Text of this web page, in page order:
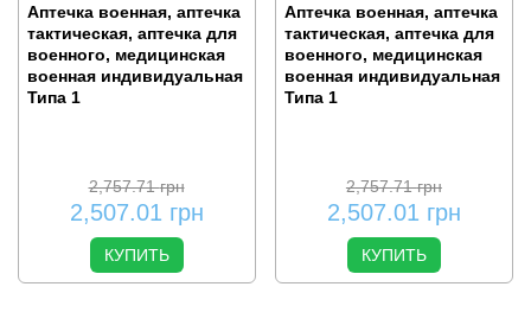
Аптечка военная, аптечка
тактическая, аптечка для
военного, медицинская
военная индивидуальная
Типа 1
2,757.71грн
2,507.01 грн
КУПИТЬ
Аптечка военная, аптечка
тактическая, аптечка для
военного, медицинская
военная индивидуальная
Типа 1
2,757.71грн
2,507.01 грн
КУПИТЬ